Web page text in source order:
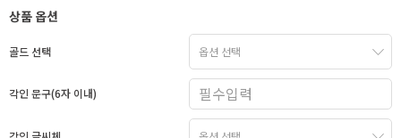
상품 옵션
골드 선택
각인 문구(6자 이내)